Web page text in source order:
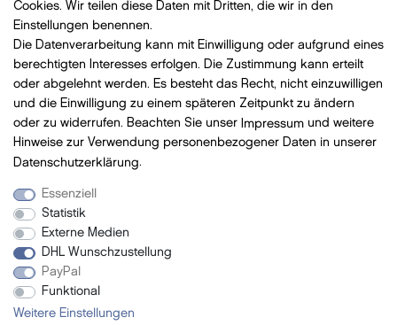
Bezahlung mit VISA, MasterCard, Vorauskasse, PayPal
Versandmit DHL
Newsletter
- Neue Beauty Produkte
- Exclusive Angebote
- Promotion-Geschenke
Cookies. Wir teilen diese Daten mit Dritten, die wir in den
Einstellungen benennen.
Die Datenverarbeitung kann mit Einwilligung oder aufgrund eines
berechtigten Interesses erfolgen. Die Zustimmung kann erteilt
oder abgelehnt werden. Es besteht das Recht, nicht einzuwilligen
und die Einwilligung zu einem späteren Zeitpunkt zu ändern
oder zu widerrufen. Beachten Sie unser
Impressum und weitere
Hinweise zur Verwendung personenbezogener Daten in unserer
Daten­schutz­erklärung.
Essenziell
Statistik
Externe Medien
DHL Wunschzustellung
PayPal
Funktional
Weitere Einstellungen